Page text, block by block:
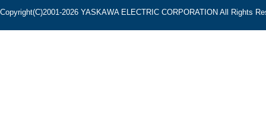
Copyright(C)2001‐2026 YASKAWA ELECTRIC CORPORATION All Rights